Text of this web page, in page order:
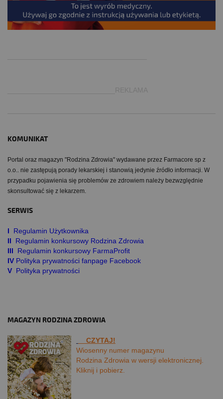
___________________________REKLAMA
KOMUNIKAT
Portal oraz magazyn "Rodzina Zdrowia" wydawane przez Farmacore sp z
o.o.. nie zastępują porady lekarskiej i stanowią jedynie źródło informacji. W
przypadku pojawienia się problemów ze zdrowiem należy bezwzględnie
skonsultować się z lekarzem.
SERWIS
I Regulamin Użytkownika
II
Regulamin konkursowy Rodzina Zdrowia
III
Regulamin konkursowy FarmaProfit
IV Polityka prywatności fanpage Facebook
V Polityka prywatności
MAGAZYN RODZINA ZDROWIA
CZYTAJ!
Wiosenny numer magazynu
Rodzina Zdrowia w wersji elektronicznej.
Kliknij i pobierz.